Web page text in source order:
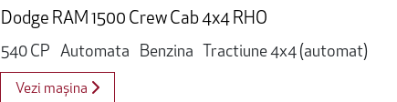
Dodge RAM 1500 Crew Cab 4x4 RHO
540 CP
Automata Benzina Tractiune 4x4 (automat)
Vezi mașina